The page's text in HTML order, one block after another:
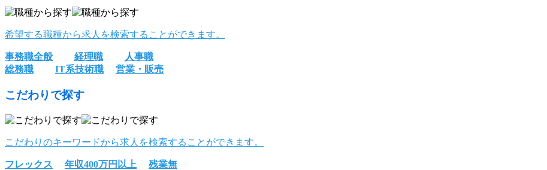
希望する職種から求人を検索することができます。
事務職全般 経理職
人事職
総務職
IT系技術職 営業・販売
こだわりで探す
こだわりのキーワードから求人を検索することができます。
フレックス 年収400万円以上
残業無